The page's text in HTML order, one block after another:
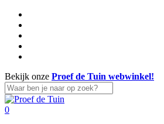
Skip
main
content
Bekijk onze Proef de Tuin webwinkel!
Close
Search
search
account
0